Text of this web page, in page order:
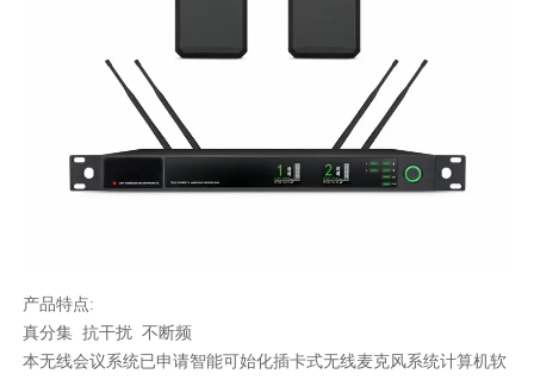
产品特点:
真分集 抗干扰 不断频
本无线会议系统已申请智能可始化插卡式无线麦克风系统计算机软